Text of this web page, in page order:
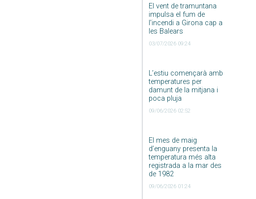
El vent de tramuntana
impulsa el fum de
l’incendi a Girona cap a
les Balears
03/07/2026 09:24
L’estiu començarà amb
temperatures per
damunt de la mitjana i
poca pluja
09/06/2026 02:52
El mes de maig
d’enguany presenta la
temperatura més alta
registrada a la mar des
de 1982
09/06/2026 01:24